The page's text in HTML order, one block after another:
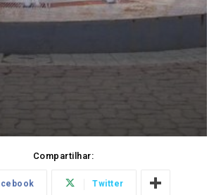
Compartilhar:
Twitter